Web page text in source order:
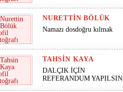
NURETTIN BÖLÜK
Namazı dosdoğru kılmak
TAHSIN KAYA
DALÇIK İÇİN
REFERANDUM YAPILSIN